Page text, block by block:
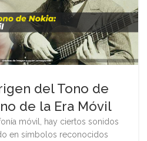
del Tono de
de la Era Móvil
móvil, hay ciertos sonidos
en símbolos reconocidos